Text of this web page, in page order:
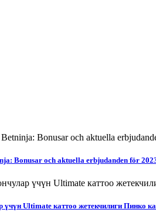
Bonusar och aktuella erbjudanden för
Ultimate каттоо жетекчилиги Пинко